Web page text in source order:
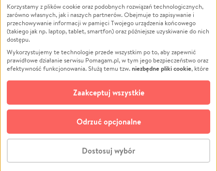
Stwórz zbiórkę - za darmo
Zwierzęta
Pożar
Ukraina
Pomoc Finansowa
Projekty
Pogrzeb
Społeczność lokalna
Kultura
Powódź
Wichura
NGO
Edukacja
Podróż
Impreza
Ochrona środowiska
Biznes
© CROWDING SP. Z O.O.
Korzystamy z plików cookie oraz podobnych rozwiązań technologicznych,
zarówno własnych, jak i naszych partnerów. Obejmuje to zapisywanie i
przechowywanie informacji w pamięci Twojego urządzenia końcowego
(takiego jak np. laptop, tablet, smartfon) oraz późniejsze uzyskiwanie do nich
dostępu.
Wykorzystujemy te technologie przede wszystkim po to, aby zapewnić
prawidłowe działanie serwisu Pomagam.pl, w tym jego bezpieczeństwo oraz
efektywność funkcjonowania. Służą temu tzw.niezbędne pliki cookie, które
opcjonalnych plików cookie
technologii do celów analitycznych i retargetingowych. Możesz wyrazić
zgodę na ich stosowanie lub jej odmówić. W dowolnym momencie masz
możliwość zmiany swoich preferencji na stronie „Zarządzaj zgodami cookie”,
do której link znajdziesz w stopce serwisu Pomagam.pl. Opcjonalne pliki
cookie wykorzystywane są w następujących celach:
działanie serwisu Pomagam.pl. Dzięki nim możemy zrozumieć, jak
użytkownicy korzystają z naszego serwisu – skąd trafiają do serwisu, jak
Dostosuj wybór
Odrzuć opcjonalne
Zaakceptuj wszystkie